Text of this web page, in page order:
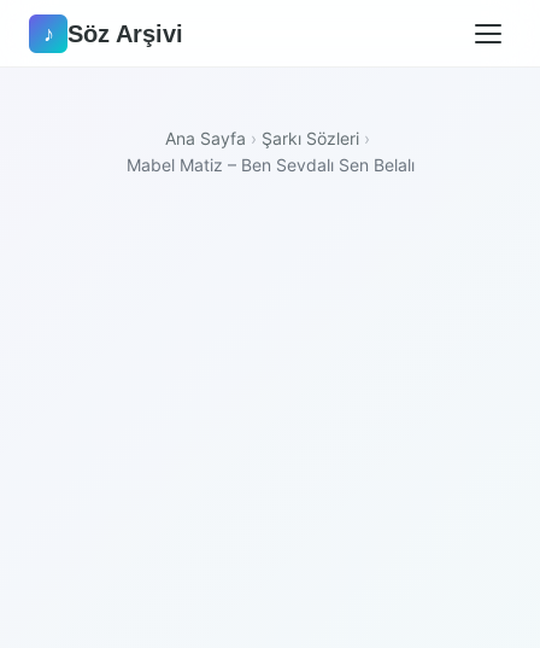
♪ Söz Arşivi
Ana Sayfa › Şarkı Sözleri ›
Mabel Matiz – Ben Sevdalı Sen Belalı